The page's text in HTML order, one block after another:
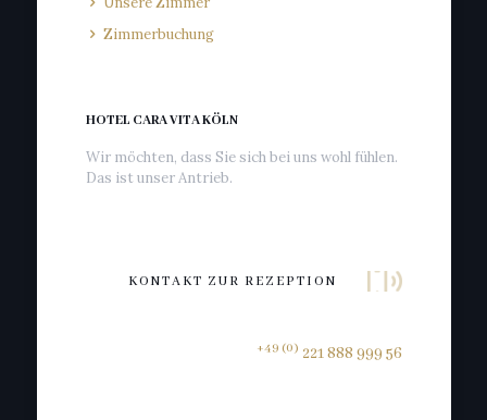
Zimmerbuchung
HOTEL CARA VITA KÖLN
Wir möchten, dass Sie sich bei uns wohl fühlen.
Das ist unser Antrieb.
KONTAKT ZUR REZEPTION
+49 (0) 221 888 999 56